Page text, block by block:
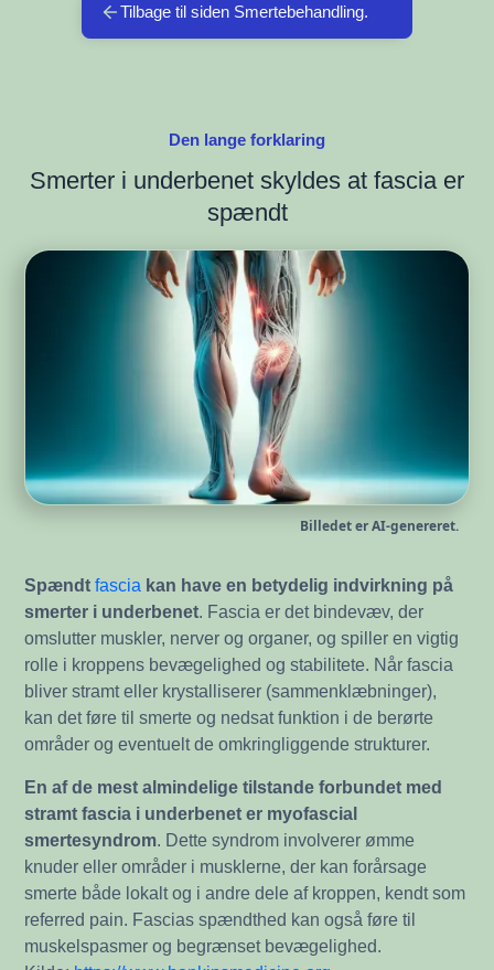
Tilbage til siden Smertebehandling.
Den lange forklaring
Smerter i underbenet skyldes at fascia er
spændt
Billedet er AI-genereret.
Spændtfascia kan have en betydelig indvirkning på
smerter i underbenet . Fascia er det bindevæv, der
omslutter muskler, nerver og organer, og spiller en vigtig
rolle i kroppens bevægelighed og stabilitete. Når fascia
bliver stramt eller krystalliserer (sammenklæbninger),
kan det føre til smerte og nedsat funktion i de berørte
områder og eventuelt de omkringliggende strukturer.
En af de mest almindelige tilstande forbundet med
stramt fascia i underbenet er myofascial
smertesyndrom . Dette syndrom involverer ømme
knuder eller områder i musklerne, der kan forårsage
smerte både lokalt og i andre dele af kroppen, kendt som
referred pain. Fascias spændthed kan også føre til
muskelspasmer og begrænset bevægelighed.